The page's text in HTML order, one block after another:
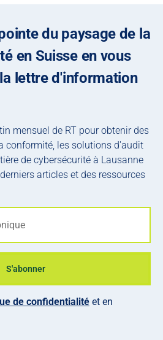
du paysage de la
en Suisse en vous
lettre d'information
mensuel de RT pour obtenir des
conformité, les solutions d'audit
de cybersécurité à Lausanne
articles et des ressources
de confidentialitéet en
S'abonner